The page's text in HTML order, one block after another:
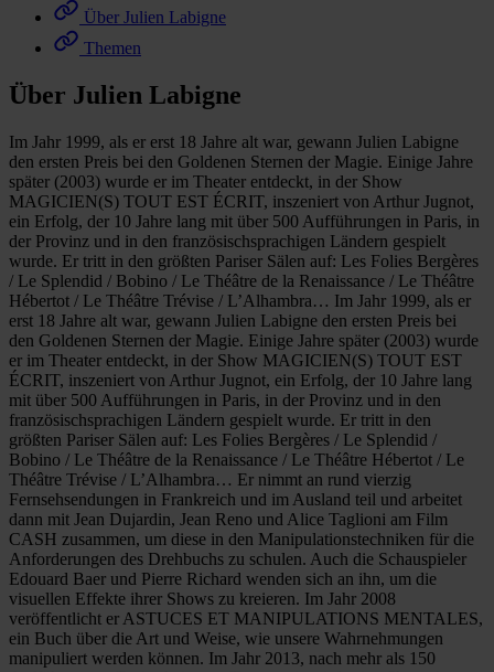
Über Julien Labigne
Themen
Über Julien Labigne
Im Jahr 1999, als er erst 18 Jahre alt war, gewann Julien Labigne
den ersten Preis bei den Goldenen Sternen der Magie. Einige Jahre
später (2003) wurde er im Theater entdeckt, in der Show
MAGICIEN(S) TOUT EST ÉCRIT, inszeniert von Arthur Jugnot,
ein Erfolg, der 10 Jahre lang mit über 500 Aufführungen in Paris, in
der Provinz und in den französischsprachigen Ländern gespielt
wurde. Er tritt in den größten Pariser Sälen auf: Les Folies Bergères
/ Le Splendid / Bobino / Le Théâtre de la Renaissance / Le Théâtre
Hébertot / Le Théâtre Trévise / L’Alhambra… Im Jahr 1999, als er
erst 18 Jahre alt war, gewann Julien Labigne den ersten Preis bei
den Goldenen Sternen der Magie. Einige Jahre später (2003) wurde
er im Theater entdeckt, in der Show MAGICIEN(S) TOUT EST
ÉCRIT, inszeniert von Arthur Jugnot, ein Erfolg, der 10 Jahre lang
mit über 500 Aufführungen in Paris, in der Provinz und in den
französischsprachigen Ländern gespielt wurde. Er tritt in den
größten Pariser Sälen auf: Les Folies Bergères / Le Splendid /
Bobino / Le Théâtre de la Renaissance / Le Théâtre Hébertot / Le
Théâtre Trévise / L’Alhambra… Er nimmt an rund vierzig
Fernsehsendungen in Frankreich und im Ausland teil und arbeitet
dann mit Jean Dujardin, Jean Reno und Alice Taglioni am Film
CASH zusammen, um diese in den Manipulationstechniken für die
Anforderungen des Drehbuchs zu schulen. Auch die Schauspieler
Edouard Baer und Pierre Richard wenden sich an ihn, um die
visuellen Effekte ihrer Shows zu kreieren. Im Jahr 2008
veröffentlicht er ASTUCES ET MANIPULATIONS MENTALES,
ein Buch über die Art und Weise, wie unsere Wahrnehmungen
manipuliert werden können. Im Jahr 2013, nach mehr als 150